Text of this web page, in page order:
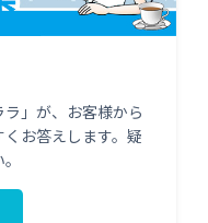
」が、お客様から
お答えします。疑